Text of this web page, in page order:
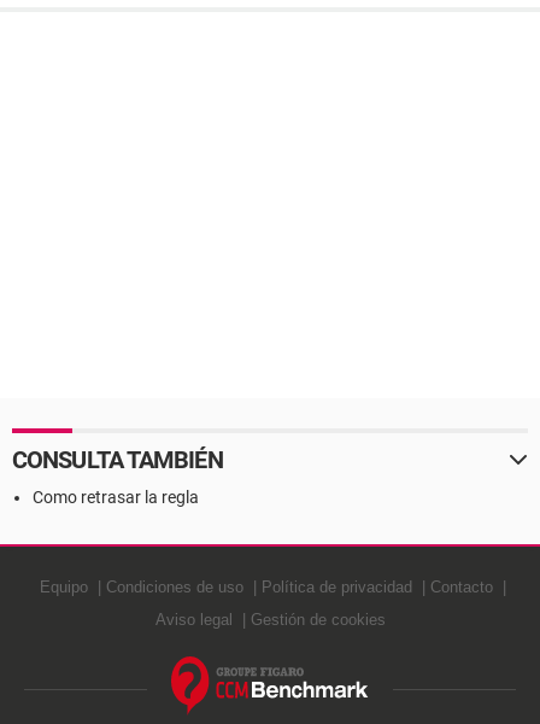
CONSULTA TAMBIÉN
Como retrasar la regla
Equipo Condiciones de uso Política de privacidad
Contacto
Aviso legal
Gestión de cookies